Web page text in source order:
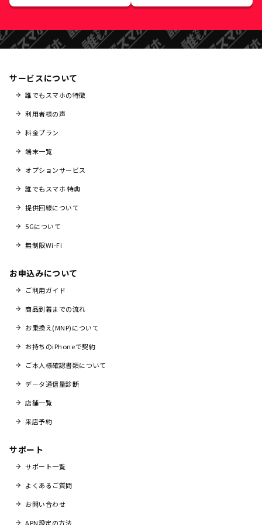
サービスについて
誰でもスマホの特徴
利用者様の声
料金プラン
端末一覧
オプションサービス
誰でもスマホ 特典
提供回線について
5Gについて
無制限Wi-Fi
お申込みについて
ご利用ガイド
商品到着までの流れ
お乗換え(MNP)について
お持ちのiPhoneで契約
ご本人様確認書類について
データ通信量診断
店舗一覧
来店予約
サポート
サポート一覧
よくあるご質問
お問い合わせ
APN設定の方法